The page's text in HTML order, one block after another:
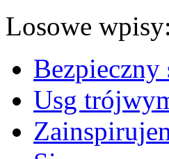
Losowe wpisy:
Bezpieczny
Usg